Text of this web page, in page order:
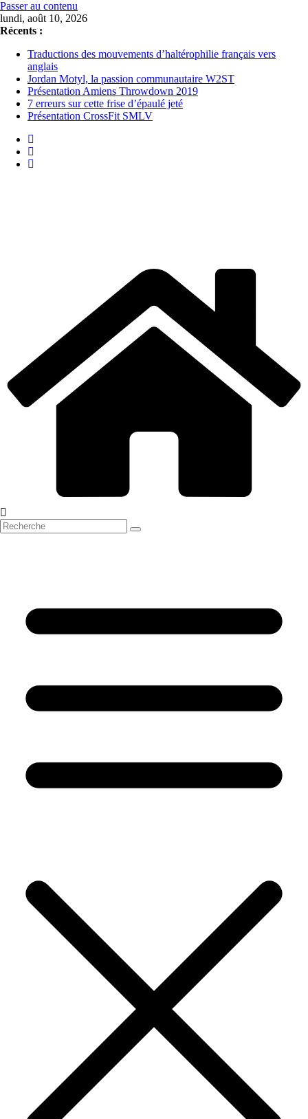
Passer au contenu
lundi, août 10, 2026
Récents :
Traductions des mouvements d’haltérophilie français vers
anglais
Jordan Motyl, la passion communautaire W2ST
Présentation Amiens Throwdown 2019
7 erreurs sur cette frise d’épaulé jeté
Présentation CrossFit SMLV